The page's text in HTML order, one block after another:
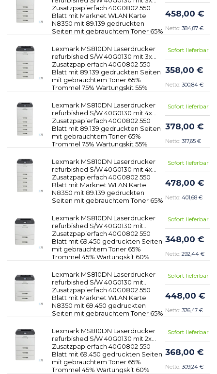
Zusatzpapierfach 40G0802 550
Blatt mit Marknet WLAN Karte
N8350 mit 89.139 gedruckten
Seiten mit gebrauchtem Toner 65%
458,00 €
384,87 €
Lexmark MS810DN Laserdrucker
refurbished S/W 40G0130 mit 3x
Zusatzpapierfach 40G0802 550
Blatt mit 89.139 gedruckten Seiten
mit gebrauchtem Toner 65%
Trommel 75% Wartungskit 55%
Sofort lieferbar
358,00 €
300,84 €
Lexmark MS810DN Laserdrucker
refurbished S/W 40G0130 mit 4x
Zusatzpapierfach 40G0802 550
Blatt mit 89.139 gedruckten Seiten
mit gebrauchtem Toner 65%
Trommel 75% Wartungskit 55%
Sofort lieferbar
378,00 €
317,65 €
Lexmark MS810DN Laserdrucker
refurbished S/W 40G0130 mit 4x
Zusatzpapierfach 40G0802 550
Blatt mit Marknet WLAN Karte
N8350 mit 89.139 gedruckten
Seiten mit gebrauchtem Toner 65%
Sofort lieferbar
478,00 €
401,68 €
Lexmark MS810DN Laserdrucker
refurbished S/W 40G0130 mit
Zusatzpapierfach 40G0802 550
Blatt mit 69.450 gedruckten Seiten
mit gebrauchtem Toner 65%
Trommel 45% Wartungskit 60%
Sofort lieferbar
348,00 €
292,44 €
Lexmark MS810DN Laserdrucker
refurbished S/W 40G0130 mit
Zusatzpapierfach 40G0802 550
Blatt mit Marknet WLAN Karte
N8350 mit 69.450 gedruckten
Seiten mit gebrauchtem Toner 65%
Sofort lieferbar
448,00 €
376,47 €
Lexmark MS810DN Laserdrucker
refurbished S/W 40G0130 mit 2x
Zusatzpapierfach 40G0802 550
Blatt mit 69.450 gedruckten Seiten
mit gebrauchtem Toner 65%
Trommel 45% Wartungskit 60%
Sofort lieferbar
368,00 €
309,24 €